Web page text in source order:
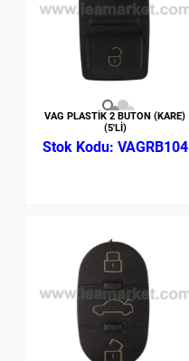
VAG PLASTİK 2 BUTON (KARE)
(5'Lİ)
VAGRB104